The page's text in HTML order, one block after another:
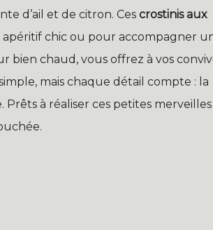
d’ail et de citron. Ces crostinis aux
chic ou pour accompagner
chaud, vous offrez à vos
mais chaque détail compte : la
Prêts à réaliser ces petites merveilles